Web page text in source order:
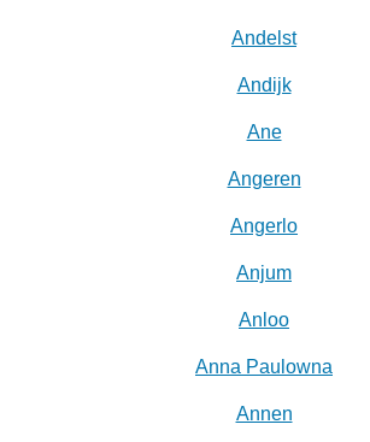
Andelst
Andijk
Ane
Angeren
Angerlo
Anjum
Anloo
Anna Paulowna
Annen